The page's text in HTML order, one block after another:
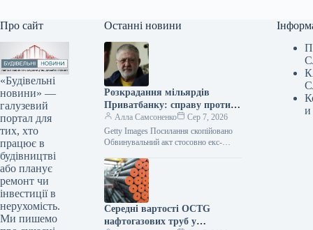
Про сайт
«Будівельні
новини» —
галузевий
портал для
тих, хто
працює в
будівництві
або планує
ремонт чи
інвестиції в
нерухомість.
Ми пишемо
Останні новини
Розкрадання мільярдів
Приватбанку: справу проти
Коломойського передано до
суду
Алла Самсоненко
Сер 7, 2026
Getty Images Посилання скопійовано
Обвинувальний акт стосовно екс-
Приватбанку Ігоря Коломойського та
колишніх співробітників банку, яких
підозрюють у…
Середні вартості OCTG
нафтогазових труб у
и